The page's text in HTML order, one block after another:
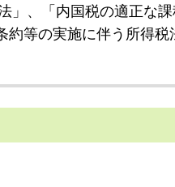
」、「内国税の適正な
等の実施に伴う所得